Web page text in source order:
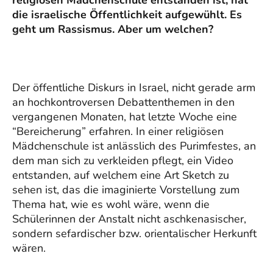
die israelische Öffentlichkeit aufgewühlt. Es
geht um Rassismus. Aber um welchen?
Der öffentliche Diskurs in Israel, nicht gerade arm
an hochkontroversen Debattenthemen in den
vergangenen Monaten, hat letzte Woche eine
“Bereicherung” erfahren. In einer religiösen
Mädchenschule ist anlässlich des Purimfestes, an
dem man sich zu verkleiden pflegt, ein Video
entstanden, auf welchem eine Art Sketch zu
sehen ist, das die imaginierte Vorstellung zum
Thema hat, wie es wohl wäre, wenn die
Schülerinnen der Anstalt nicht aschkenasischer,
sondern sefardischer bzw. orientalischer Herkunft
wären.